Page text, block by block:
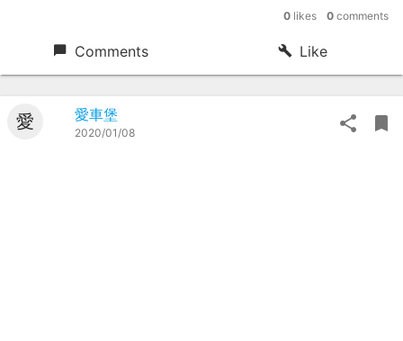
0 likes 0 comments
Comments Like
愛 愛車堡
2020/01/08